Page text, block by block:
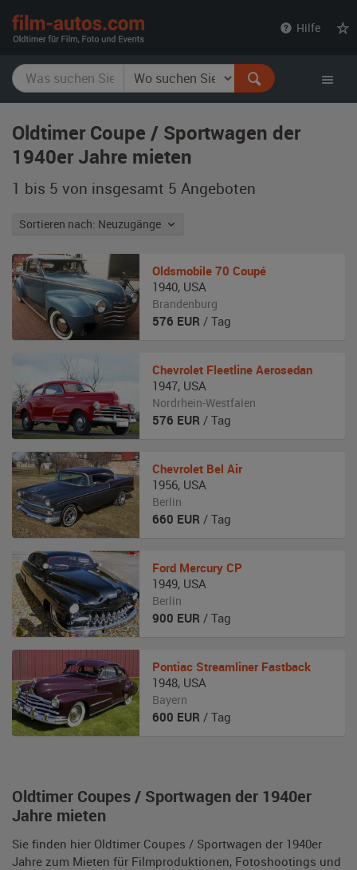
Hilfe
Oldtimer Coupe / Sportwagen der
1940er Jahre mieten
1 bis 5 von insgesamt 5 Angeboten
Sortieren nach: Neuzugänge
Oldtimer Coupes / Sportwagen der 1940er
Jahre mieten
Sie finden hier Oldtimer Coupes / Sportwagen der 1940er
Jahre zum Mieten für Filmproduktionen, Fotoshootings und
Oldsmobile 70 Coupé
1940, USA
Brandenburg
576 EUR / Tag
Chevrolet Fleetline Aerosedan
1947, USA
Nordrhein-Westfalen
576 EUR / Tag
Chevrolet Bel Air
1956, USA
Berlin
660 EUR / Tag
Ford Mercury CP
1949, USA
Berlin
900 EUR / Tag
Pontiac Streamliner Fastback
1948, USA
Bayern
600 EUR / Tag